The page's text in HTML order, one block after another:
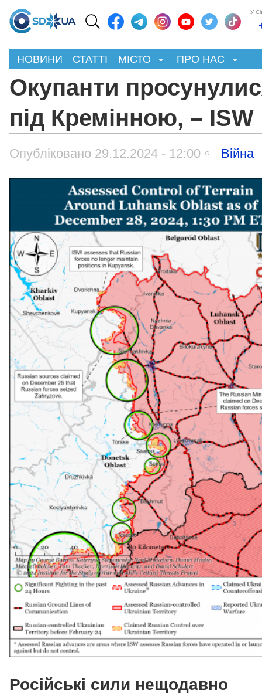
У
НОВИНИ СТАТТІ МІСТО ПРО НАС
Окупанти
під Кремінною, – ISW
Опубліковано 29.12.2024 - 12:00 Війна
Російські сили нещодавно